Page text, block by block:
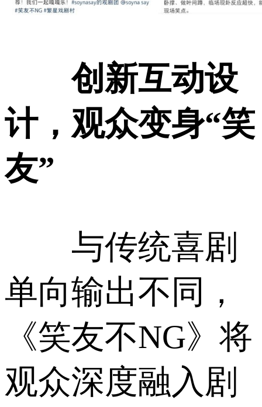
创新互动设
计，观众变身“笑
友”
与传统喜剧
单向输出不同，
《笑友不NG》将
观众深度融入剧